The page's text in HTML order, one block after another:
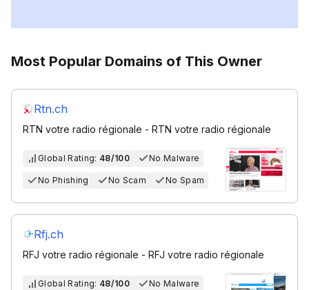
Most Popular Domains of This Owner
Rtn.ch
RTN votre radio régionale - RTN votre radio régionale
Global Rating: 48/100 No Malware
No Phishing No Scam No Spam
Rfj.ch
RFJ votre radio régionale - RFJ votre radio régionale
Global Rating: 48/100 No Malware